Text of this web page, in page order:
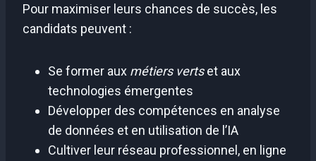
Pour maximiser leurs chances de succès, les
candidats peuvent :
Se former aux métiers vertset aux
technologies émergentes
Développer des compétences en analyse
de données et en utilisation de l’IA
Cultiver leur réseau professionnel, en ligne